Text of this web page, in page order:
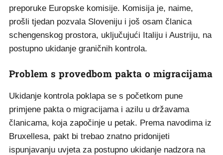
preporuke Europske komisije. Komisija je, naime,
prošli tjedan pozvala Sloveniju i još osam članica
schengenskog prostora, uključujući Italiju i Austriju, na
postupno ukidanje graničnih kontrola.
Problem s provedbom pakta o migracijama
Ukidanje kontrola poklapa se s početkom pune
primjene pakta o migracijama i azilu u državama
članicama, koja započinje u petak. Prema navodima iz
Bruxellesa, pakt bi trebao znatno pridonijeti
ispunjavanju uvjeta za postupno ukidanje nadzora na